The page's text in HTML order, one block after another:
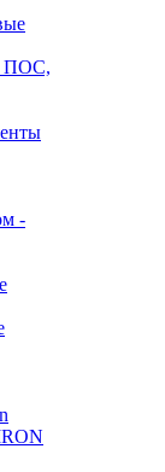
ПОС,
-